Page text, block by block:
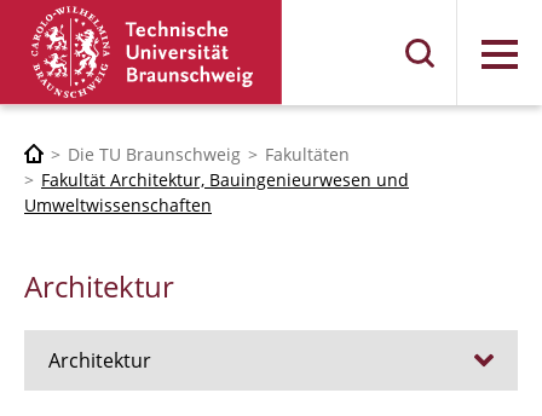
Menü
Die TU Braunschweig
Fakultäten
Fakultät Architektur, Bauingenieurwesen und
Umweltwissenschaften
Architektur
Architektur